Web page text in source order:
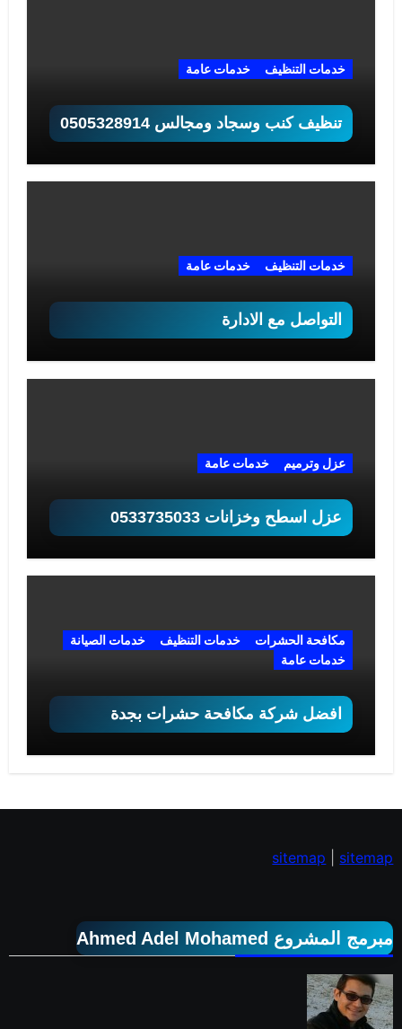
خدمات التنظيف خدمات عامة
تنظيف كنب وسجاد ومجالس 0505328914
خدمات التنظيف خدمات عامة
التواصل مع الادارة
عزل وترميم خدمات عامة
عزل اسطح وخزانات 0533735033
مكافحة الحشرات خدمات التنظيف
خدمات الصيانة
خدمات عامة
افضل شركة مكافحة حشرات بجدة
sitemap sitemap
مبرمج المشروع Ahmed Adel Mohamed